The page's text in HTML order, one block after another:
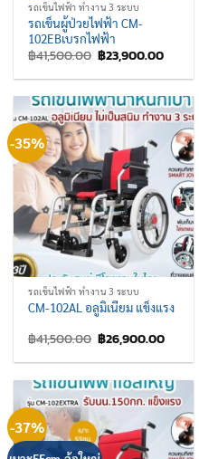
รถเข็นไฟฟ้า ทำงาน 3 ระบบ
รถเข็นผู้ป่วยไฟฟ้า CM-
102EBเบรกไฟฟ้า
฿41,500.00 Original
price
was:
฿23,900.00Current
is:
-35%
รถเข็นไฟฟ้า ทำงาน 3 ระบบ
CM-102AL อลูมิเนียม แข็งแรง
฿41,500.00 Original
price
was:
฿26,900.00Current
is:
-37%